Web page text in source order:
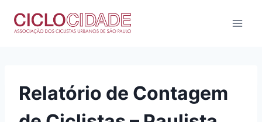
para
Relatório de Contagem